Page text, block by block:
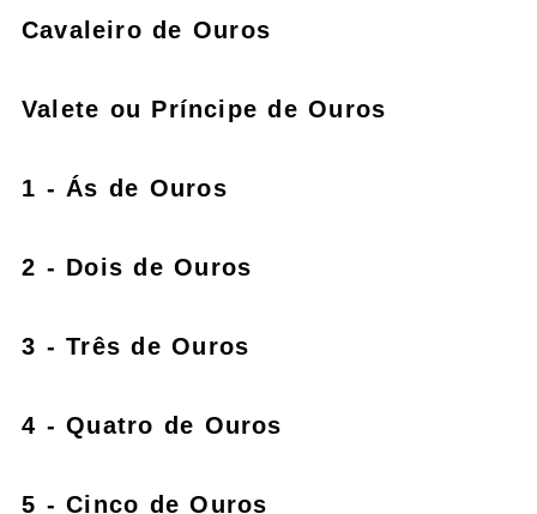
Cavaleiro de Ouros
Valete ou Príncipe de Ouros
1 - Ás de Ouros
2 - Dois de Ouros
3 - Três de Ouros
4 - Quatro de Ouros
5 - Cinco de Ouros